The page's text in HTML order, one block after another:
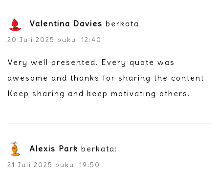
Valentina Davies berkata:
20 Juli 2025 pukul 12:40
Very well presented. Every quote was
awesome and thanks for sharing the content.
Keep sharing and keep motivating others.
Alexis Park berkata:
21 Juli 2025 pukul 19:50